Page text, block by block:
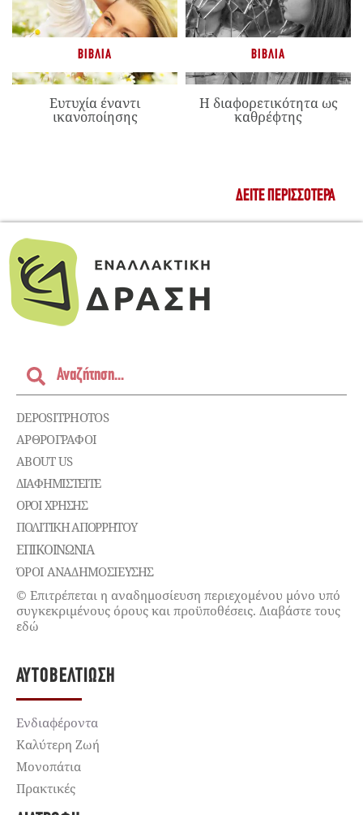
ΒΙΒΛΊΑ
Ευτυχία έναντι
ικανοποίησης
ΒΙΒΛΊΑ
Η διαφορετικότητα ως
καθρέφτης
ΔΕΊΤΕ ΠΕΡΙΣΣΌΤΕΡΑ
DEPOSITPHOTOS
ΑΡΘΡΟΓΡΑΦΟΙ
ABOUT US
ΔΙΑΦΗΜΙΣΤΕΊΤΕ
ΌΡΟΙ ΧΡΉΣΗΣ
ΠΟΛΙΤΙΚΉ ΑΠΟΡΡΉΤΟΥ
ΕΠΙΚΟΙΝΩΝΊΑ
ΌΡΟΙ ΑΝΑΔΗΜΟΣΙΕΥΣΗΣ
© Επιτρέπεται η αναδημοσίευση περιεχομένου μόνο υπό
συγκεκριμένους όρους και προϋποθέσεις. Διαβάστε τους
εδώ
ΑΥΤΟΒΕΛΤΊΩΣΗ
Ενδιαφέροντα
Καλύτερη Ζωή
Μονοπάτια
Πρακτικές